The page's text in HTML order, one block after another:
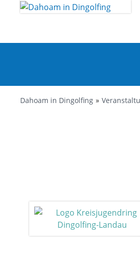
Dahoam in Dingolfing